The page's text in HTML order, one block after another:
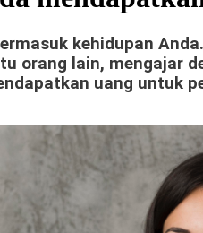
kehidupan
orang lain, mengajar
uang untuk